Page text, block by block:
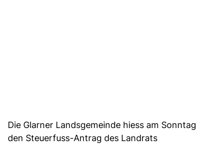
Die Glarner Landsgemeinde hiess am Sonntag
den Steuerfuss-Antrag des Landrats